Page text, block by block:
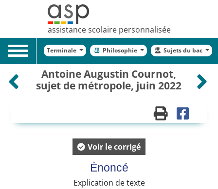
assistance scolaire personnalisée
Toggle
navigation
Terminale Philosophie Sujets du bac
Antoine Augustin Cournot,
sujet de métropole, juin 2022
Voir le corrigé
Énoncé
Explication de texte